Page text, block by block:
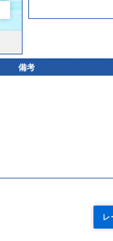
備考
レ